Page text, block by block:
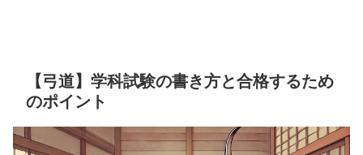
【弓道】学科試験の書き方と合格するため
のポイント